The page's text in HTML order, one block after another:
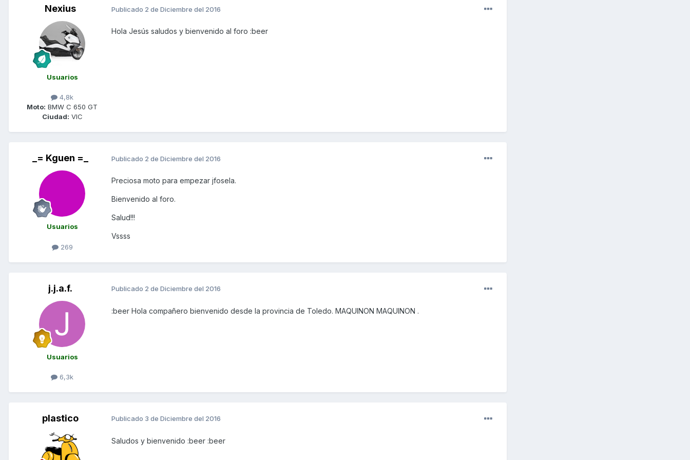
Nexius
Usuarios
4,8k
Moto: BMW C 650 GT
Ciudad: VIC
Publicado 2 de Diciembre del 2016
Hola Jesús saludos y bienvenido al foro :beer
_= Kguen =_
Usuarios
269
Publicado 2 de Diciembre del 2016
Preciosa moto para empezar jfosela.
Bienvenido al foro.
Salud!!!
Vssss
j.j.a.f.
Usuarios
6,3k
Publicado 2 de Diciembre del 2016
:beer Hola compañero bienvenido desde la provincia de Toledo. MAQUINON MAQUINON .
plastico Publicado 3 de Diciembre del 2016
Saludos y bienvenido :beer :beer